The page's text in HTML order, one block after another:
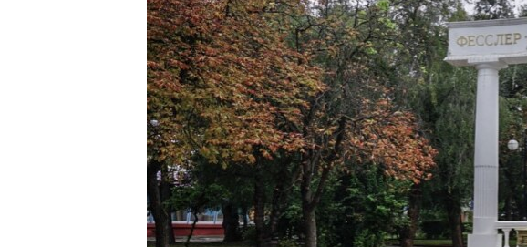
КРЫМ.НЕПОКОРЕННЫЙ
УКРАИНСКАЯ ПРОБЛЕМА КРЫМА